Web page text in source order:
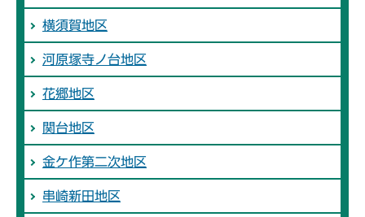
横須賀地区
河原塚寺ノ台地区
花郷地区
関台地区
金ケ作第二次地区
串崎新田地区